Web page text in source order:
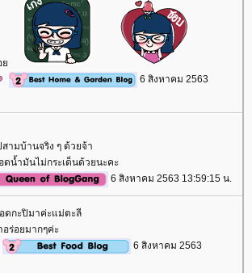
6 สิงหาคม 2563
ามบ้านจริง ๆ ด้วยจ้า
น้ำมันไม่กระเด็นด้วยนะคะ
6 สิงหาคม 2563 13:59:15 น.
ดกะปิมาค่ะแม่ตะลี
ร่อยมากๆค่ะ
6 สิงหาคม 2563